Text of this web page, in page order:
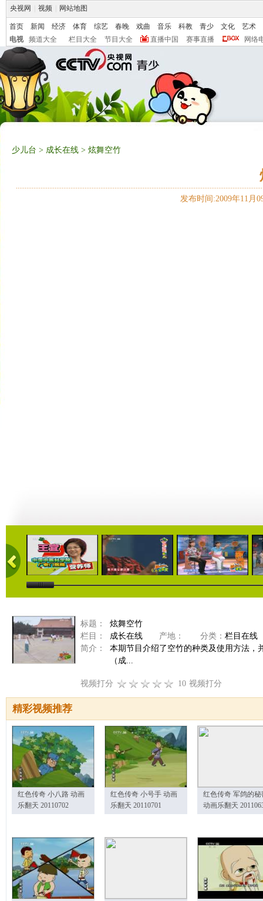
央视网 视频 网站地图
首页 新闻 经济 体育 综艺 春晚 戏曲 音乐 科教 青少 文化
艺术
电视
频道大全 栏目大全 节目大全 直播中国 赛事直播 网络
少儿台 > 成长在线 > 炫舞空竹
发布时间:2009年11月
21:23 24:52 24:19
标题：
炫舞空竹
栏目：
成长在线 产地： 分类： 栏目在线
简介：
本期节目介绍了空竹的种类及使用方法，
（成...
视频打分 10 视频打分
精彩视频推荐
红色传奇 小八路 动画
乐翻天 20110702
红色传奇 小号手 动画
乐翻天 20110701
红色传奇 军鸽的秘
动画乐翻天